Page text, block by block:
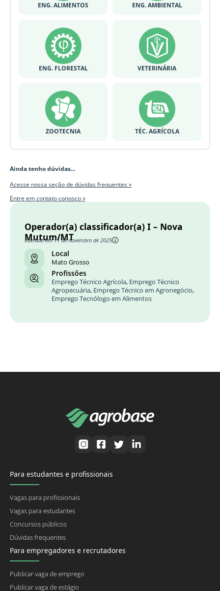
ENG. ALIMENTOS ENG. AMBIENTAL
ENG. FLORESTAL VETERINÁRIA
ZOOTECNIA TÉC. AGRÍCOLA
Ainda tenho dúvidas...
Acesse nossa seção de dúvidas frequentes »
Entre em contato conosco »
Operador(a) classificador(a) I – Nova
Mutum/MT
liberado em 11 de novembro de 2025
Local
Mato Grosso
Profissões
Emprego Técnico Agrícola, Emprego Técnico
Agropecuária, Emprego Técnico em Agronegócio,
Emprego Tecnólogo em Alimentos
Para estudantes e profissionais
Vagas para profissionais
Vagas para estudantes
Concursos públicos
Dúvidas frequentes
Para empregadores e recrutadores
Publicar vaga de emprego
Publicar vaga de estágio